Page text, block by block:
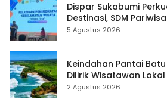
Dispar Sukabumi
Destinasi, SDM
hingga Teknik Evakuasi
5 Agustus 2026
Keindahan Pantai
Dilirik Wisatawan
2 Agustus 2026